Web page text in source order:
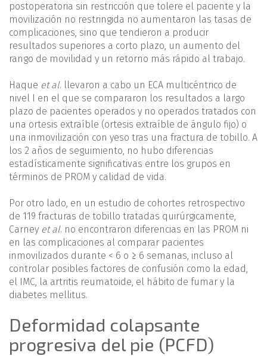
postoperatoria sin restricción que tolere el paciente y la
movilización no restringida no aumentaron las tasas de
complicaciones, sino que tendieron a producir
resultados superiores a corto plazo, un aumento del
rango de movilidad y un retorno más rápido al trabajo.
Haque et al. llevaron a cabo un ECA multicéntrico de
nivel I en el que se compararon los resultados a largo
plazo de pacientes operados y no operados tratados con
una ortesis extraíble (ortesis extraíble de ángulo fijo) o
una inmovilización con yeso tras una fractura de tobillo. A
los 2 años de seguimiento, no hubo diferencias
estadísticamente significativas entre los grupos en
términos de PROM y calidad de vida.
Por otro lado, en un estudio de cohortes retrospectivo
de 119 fracturas de tobillo tratadas quirúrgicamente,
Carney et al. no encontraron diferencias en las PROM ni
en las complicaciones al comparar pacientes
inmovilizados durante < 6 o ≥ 6 semanas, incluso al
controlar posibles factores de confusión como la edad,
el IMC, la artritis reumatoide, el hábito de fumar y la
diabetes mellitus.
Deformidad colapsante
progresiva del pie (PCFD)